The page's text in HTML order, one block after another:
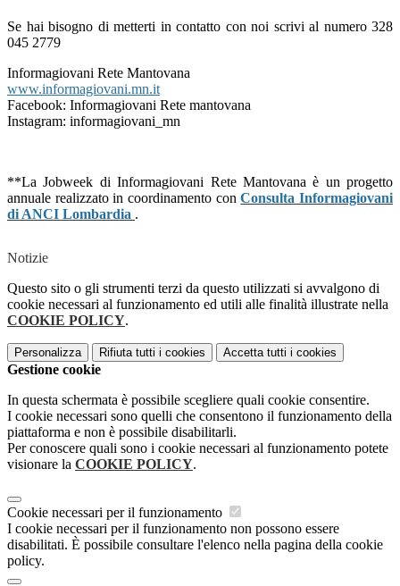
Se hai bisogno di metterti in contatto con noi scrivi al numero 328
045 2779
Informagiovani Rete Mantovana
www.informagiovani.mn.it
Facebook: Informagiovani Rete mantovana
Instagram: informagiovani_mn
**La Jobweek di Informagiovani Rete Mantovana è un progetto
annuale realizzato in coordinamento conConsulta Informagiovani
di ANCI Lombardia .
Notizie
Questo sito o gli strumenti terzi da questo utilizzati si avvalgono di
cookie necessari al funzionamento ed utili alle finalità illustrate nella
COOKIE POLICY.
Personalizza Rifiuta tutti i cookies Accetta tutti i cookies
Gestione cookie
In questa schermata è possibile scegliere quali cookie consentire.
I cookie necessari sono quelli che consentono il funzionamento della
piattaforma e non è possibile disabilitarli.
Per conoscere quali sono i cookie necessari al funzionamento potete
visionare la COOKIE POLICY.
Cookie necessari per il funzionamento
I cookie necessari per il funzionamento non possono essere
disabilitati. È possibile consultare l'elenco nella pagina della cookie
policy.